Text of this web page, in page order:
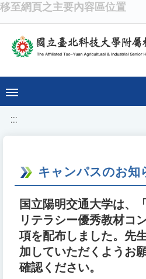
移至網頁之主要內容區位置
:::
キャンパスのお知
国立陽明交通大学は、
リテラシー優秀教材コ
項を配布しました。先
加していただくようお
確認ください。